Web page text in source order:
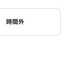
タス
時間外